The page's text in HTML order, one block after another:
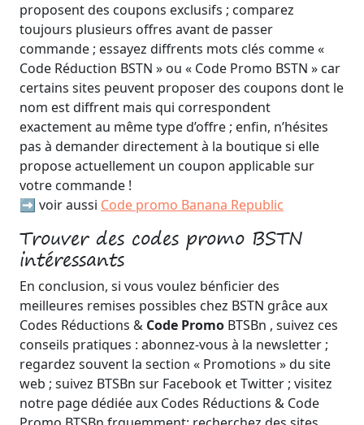
proposent des coupons exclusifs ; comparez
toujours plusieurs offres avant de passer
commande ; essayez diffrents mots clés comme «
Code Réduction BSTN » ou « Code Promo BSTN » car
certains sites peuvent proposer des coupons dont le
nom est diffrent mais qui correspondent
exactement au même type d’offre ; enfin, n’hésites
pas à demander directement à la boutique si elle
propose actuellement un coupon applicable sur
votre commande !
➡️ voir aussi Code promo Banana Republic
Trouver des codes promo BSTN
intéressants
En conclusion, si vous voulez bénficier des
meilleures remises possibles chez BSTN grâce aux
Codes Réductions & Code Promo BTSBn , suivez ces
conseils pratiques : abonnez-vous à la newsletter ;
regardez souvent la section « Promotions » du site
web ; suivez BTSBn sur Facebook et Twitter ; visitez
notre page dédiée aux Codes Réductions & Code